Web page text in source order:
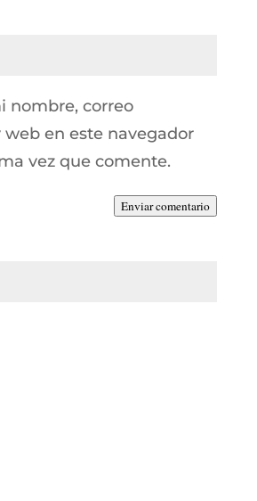
nombre, correo
en este navegador
vez que comente.
Enviar comentario